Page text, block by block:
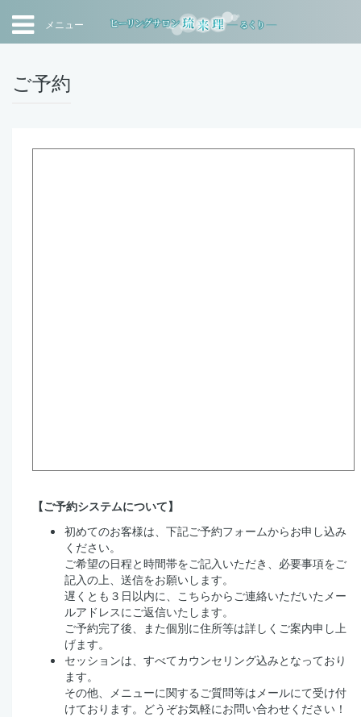
メニュー
ご予約
【ご予約システムについて】
初めてのお客様は、下記ご予約フォームからお申し込み
ください。
ご希望の日程と時間帯をご記入いただき、必要事項をご
記入の上、送信をお願いします。
遅くとも３日以内に、こちらからご連絡いただいたメー
ルアドレスにご返信いたします。
ご予約完了後、また個別に住所等は詳しくご案内申し上
げます。
セッションは、すべてカウンセリング込みとなっており
ます。
その他、メニューに関するご質問等はメールにて受け付
けております。どうぞお気軽にお問い合わせください！